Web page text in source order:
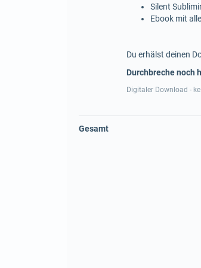
Silent
Ebook mit
Du erhälst deinen
Durchbreche noch
Digitaler Download -
Gesamt